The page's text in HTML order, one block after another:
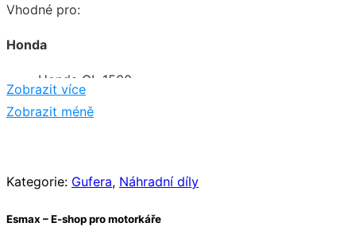
Vhodné pro:
Honda
Honda GL 1500
Honda ST 1100
Honda ST 1100 A
Zobrazit více
Zobrazit méně
Kategorie: Gufera, Náhradní díly
Esmax – E-shop pro motorkáře